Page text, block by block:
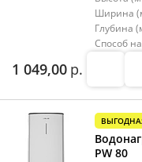
Ширина
Глубина
Способ
1 049,00 р.
PW 80